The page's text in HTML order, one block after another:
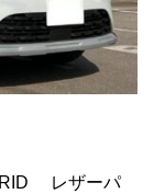
レザーパ